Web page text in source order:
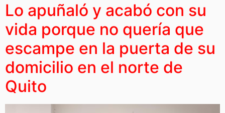
Lo apuñaló y acabó con su
vida porque no quería que
escampe en la puerta de su
domicilio en el norte de
Quito